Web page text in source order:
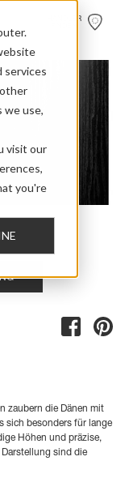
services
we use,
visit our
you're
HÄNDLER
zaubern die Dänen mit
sich besonders für lange
Höhen und präzise,
sind die